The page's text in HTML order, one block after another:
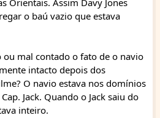
Orientais. Assim Davy Jones
o baú vazio que estava
ou mal contado o fato de o navio
intacto depois dos
O navio estava nos domínios
Jack. Quando o Jack saiu do
inteiro.